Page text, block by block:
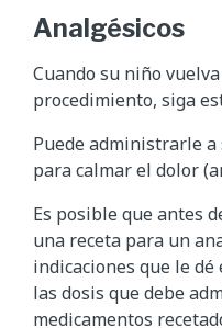
Analgésicos
Cuando su niño
procedimiento, siga
Puede administrarle
para calmar el dolor
Es posible que antes
una receta para un
indicaciones que le
las dosis que debe
medicamentos